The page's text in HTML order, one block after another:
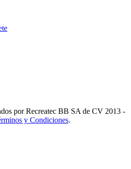
por Recreatec BB SA de CV 2013 -
y Condiciones.